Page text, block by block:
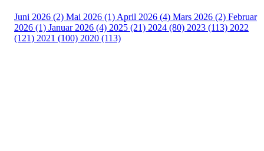
Juni 2026 (2) Mai 2026 (1) April 2026 (4) Mars 2026 (2) Februar
2026 (1) Januar 2026 (4) 2025 (21) 2024 (80) 2023 (113) 2022
(121) 2021 (100) 2020 (113)